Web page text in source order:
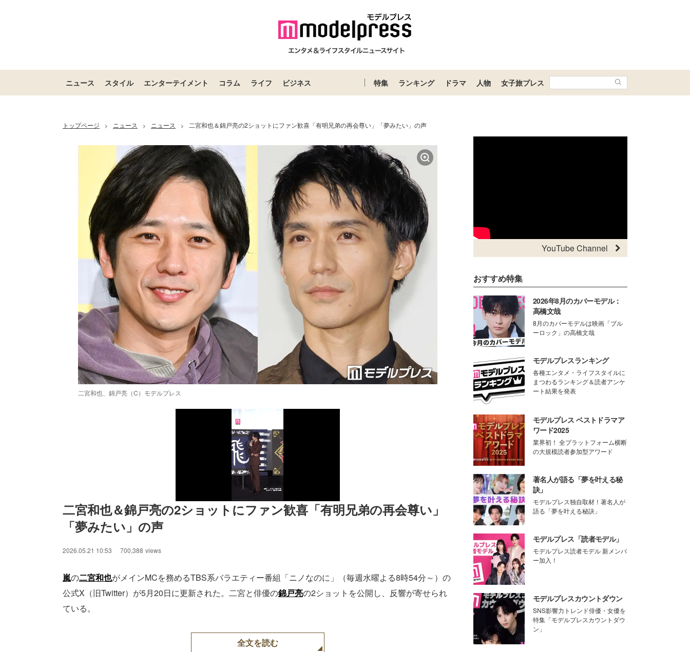
ニュース スタイル エンターテイメント コラム ライフ ビジネス 特集 ランキング ドラマ 人物 女子旅プレス
トップページ > ニュース > ニュース > 二宮和也＆錦戸亮の2ショットにファン歓喜「有明兄弟の再会尊い」「夢みたい」の声
二宮和也、錦戸亮（C）モデルプレス
二宮和也＆錦戸亮の2ショットにファン歓喜「有明兄弟の再会尊い」
「夢みたい」の声
2026.05.21 10:53 700,388 views
嵐の二宮和也がメインMCを務めるTBS系バラエティー番組「ニノなのに」（毎週水曜よる8時54分～）の
公式X（旧Twitter）が5月20日に更新された。二宮と俳優の錦戸亮の2ショットを公開し、反響が寄せられ
ている。
全文を読む
YouTube Channel
おすすめ特集
2026年8月のカバーモデル：
高橋文哉
8月のカバーモデルは映画「ブル
ーロック」の高橋文哉
モデルプレスランキング
各種エンタメ・ライフスタイルに
まつわるランキング＆読者アンケ
ート結果を発表
モデルプレス ベストドラマア
ワード2025
業界初！ 全プラットフォーム横断
の大規模読者参加型アワード
著名人が語る「夢を叶える秘
訣」
モデルプレス独自取材！著名人が
語る「夢を叶える秘訣」
モデルプレス「読者モデル」
モデルプレス読者モデル 新メンバ
ー加入！
モデルプレスカウントダウン
SNS影響力トレンド俳優・女優を
特集「モデルプレスカウントダウ
ン」